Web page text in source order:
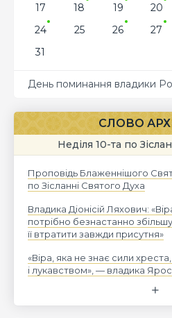
17
18 19 20
24
25 26 27
31
День поминання владики
СЛОВО
Неділя 10-та по
Проповідь Блаженнішого
по Зісланні Святого Духа
Владика Діонісій Ляхович:
потрібно безнастанно
її втратити завжди присутня»
«Віра, яка не знає сили
і лукавством», — владика